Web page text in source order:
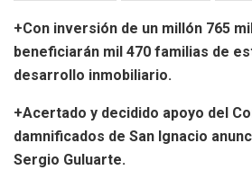
+Con inversión de un millón 765
beneficiarán mil 470 familias de
desarrollo inmobiliario.
+Acertado y decidido apoyo del
damnificados de San Ignacio
Sergio Guluarte.